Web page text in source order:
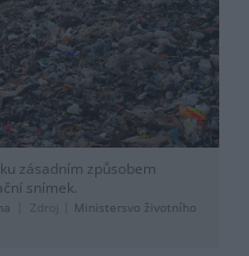
zásadním způsobem
snímek.
Zdroj |
Ministersvo životního